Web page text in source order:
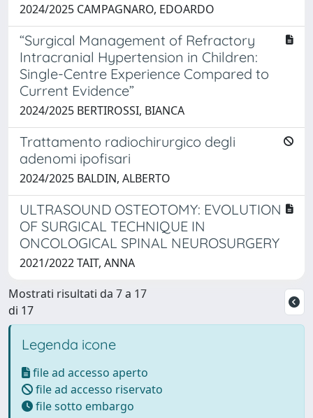
2024/2025 CAMPAGNARO, EDOARDO
“Surgical Management of Refractory
Intracranial Hypertension in Children:
Single-Centre Experience Compared to
Current Evidence”
2024/2025 BERTIROSSI, BIANCA
Trattamento radiochirurgico degli
adenomi ipofisari
2024/2025 BALDIN, ALBERTO
ULTRASOUND OSTEOTOMY: EVOLUTION
OF SURGICAL TECHNIQUE IN
ONCOLOGICAL SPINAL NEUROSURGERY
2021/2022 TAIT, ANNA
Mostrati risultati da 7 a 17
di 17
Legenda icone
file ad accesso aperto
file ad accesso riservato
file sotto embargo